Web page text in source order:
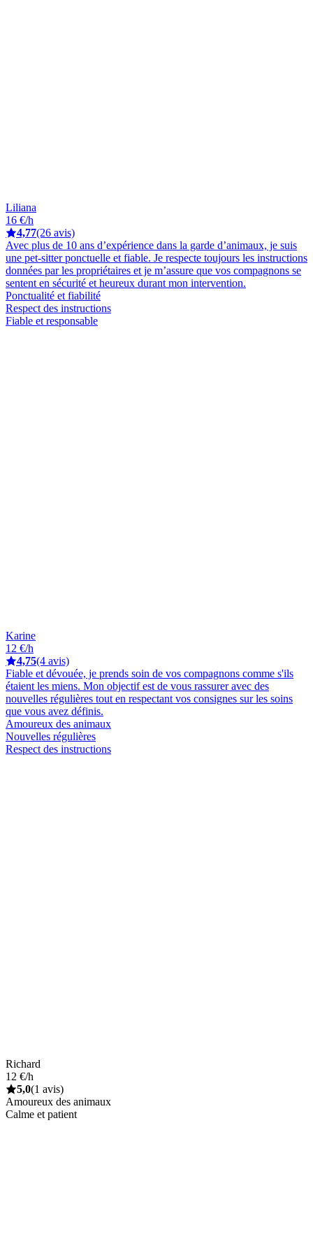
Liliana
16 €/h
4,77(26 avis)
Avec plus de 10 ans d’expérience dans la garde d’animaux, je suis
une pet-sitter ponctuelle et fiable. Je respecte toujours les instructions
données par les propriétaires et je m’assure que vos compagnons se
sentent en sécurité et heureux durant mon intervention.
Ponctualité et fiabilité
Respect des instructions
Fiable et responsable
Karine
12 €/h
4,75(4 avis)
Fiable et dévouée, je prends soin de vos compagnons comme s'ils
étaient les miens. Mon objectif est de vous rassurer avec des
nouvelles régulières tout en respectant vos consignes sur les soins
que vous avez définis.
Amoureux des animaux
Nouvelles régulières
Respect des instructions
Richard
12 €/h
5,0(1 avis)
Amoureux des animaux
Calme et patient